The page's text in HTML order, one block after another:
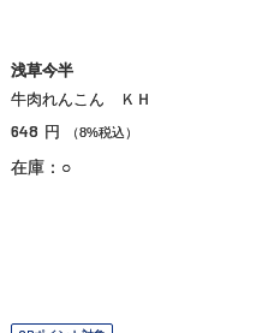
浅草今半
牛肉れんこん ＫＨ
648 円 （8%税込）
在庫：○